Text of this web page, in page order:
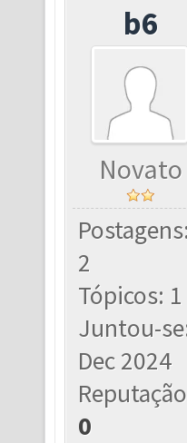
b6
Novato
Postagens:
2
Tópicos: 1
Juntou-
Dec 2024
0